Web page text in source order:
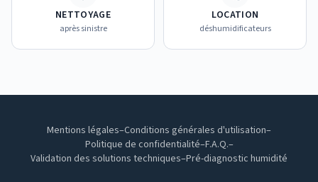
NETTOYAGE
après sinistre
LOCATION
déshumidificateurs
Mentions légales–Conditions générales d'utilisation–
Politique de confidentialité–F.A.Q.–
Validation des solutions techniques–Pré-diagnostic humidité